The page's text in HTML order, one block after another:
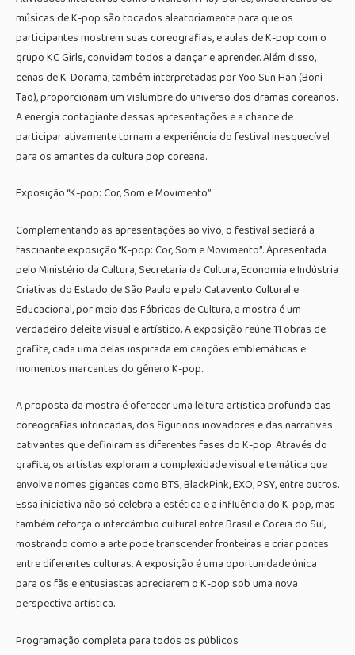
músicas de K-pop são tocados aleatoriamente para que os
participantes mostrem suas coreografias, e aulas de K-pop com o
grupo KC Girls, convidam todos a dançar e aprender. Além disso,
cenas de K-Dorama, também interpretadas por Yoo Sun Han (Boni
Tao), proporcionam um vislumbre do universo dos dramas coreanos.
A energia contagiante dessas apresentações e a chance de
participar ativamente tornam a experiência do festival inesquecível
para os amantes da cultura pop coreana.
Exposição “K-pop: Cor, Som e Movimento”
Complementando as apresentações ao vivo, o festival sediará a
fascinante exposição “K-pop: Cor, Som e Movimento”. Apresentada
pelo Ministério da Cultura, Secretaria da Cultura, Economia e Indústria
Criativas do Estado de São Paulo e pelo Catavento Cultural e
Educacional, por meio das Fábricas de Cultura, a mostra é um
verdadeiro deleite visual e artístico. A exposição reúne 11 obras de
grafite, cada uma delas inspirada em canções emblemáticas e
momentos marcantes do gênero K-pop.
A proposta da mostra é oferecer uma leitura artística profunda das
coreografias intrincadas, dos figurinos inovadores e das narrativas
cativantes que definiram as diferentes fases do K-pop. Através do
grafite, os artistas exploram a complexidade visual e temática que
envolve nomes gigantes como BTS, BlackPink, EXO, PSY, entre outros.
Essa iniciativa não só celebra a estética e a influência do K-pop, mas
também reforça o intercâmbio cultural entre Brasil e Coreia do Sul,
mostrando como a arte pode transcender fronteiras e criar pontes
entre diferentes culturas. A exposição é uma oportunidade única
para os fãs e entusiastas apreciarem o K-pop sob uma nova
perspectiva artística.
Programação completa para todos os públicos